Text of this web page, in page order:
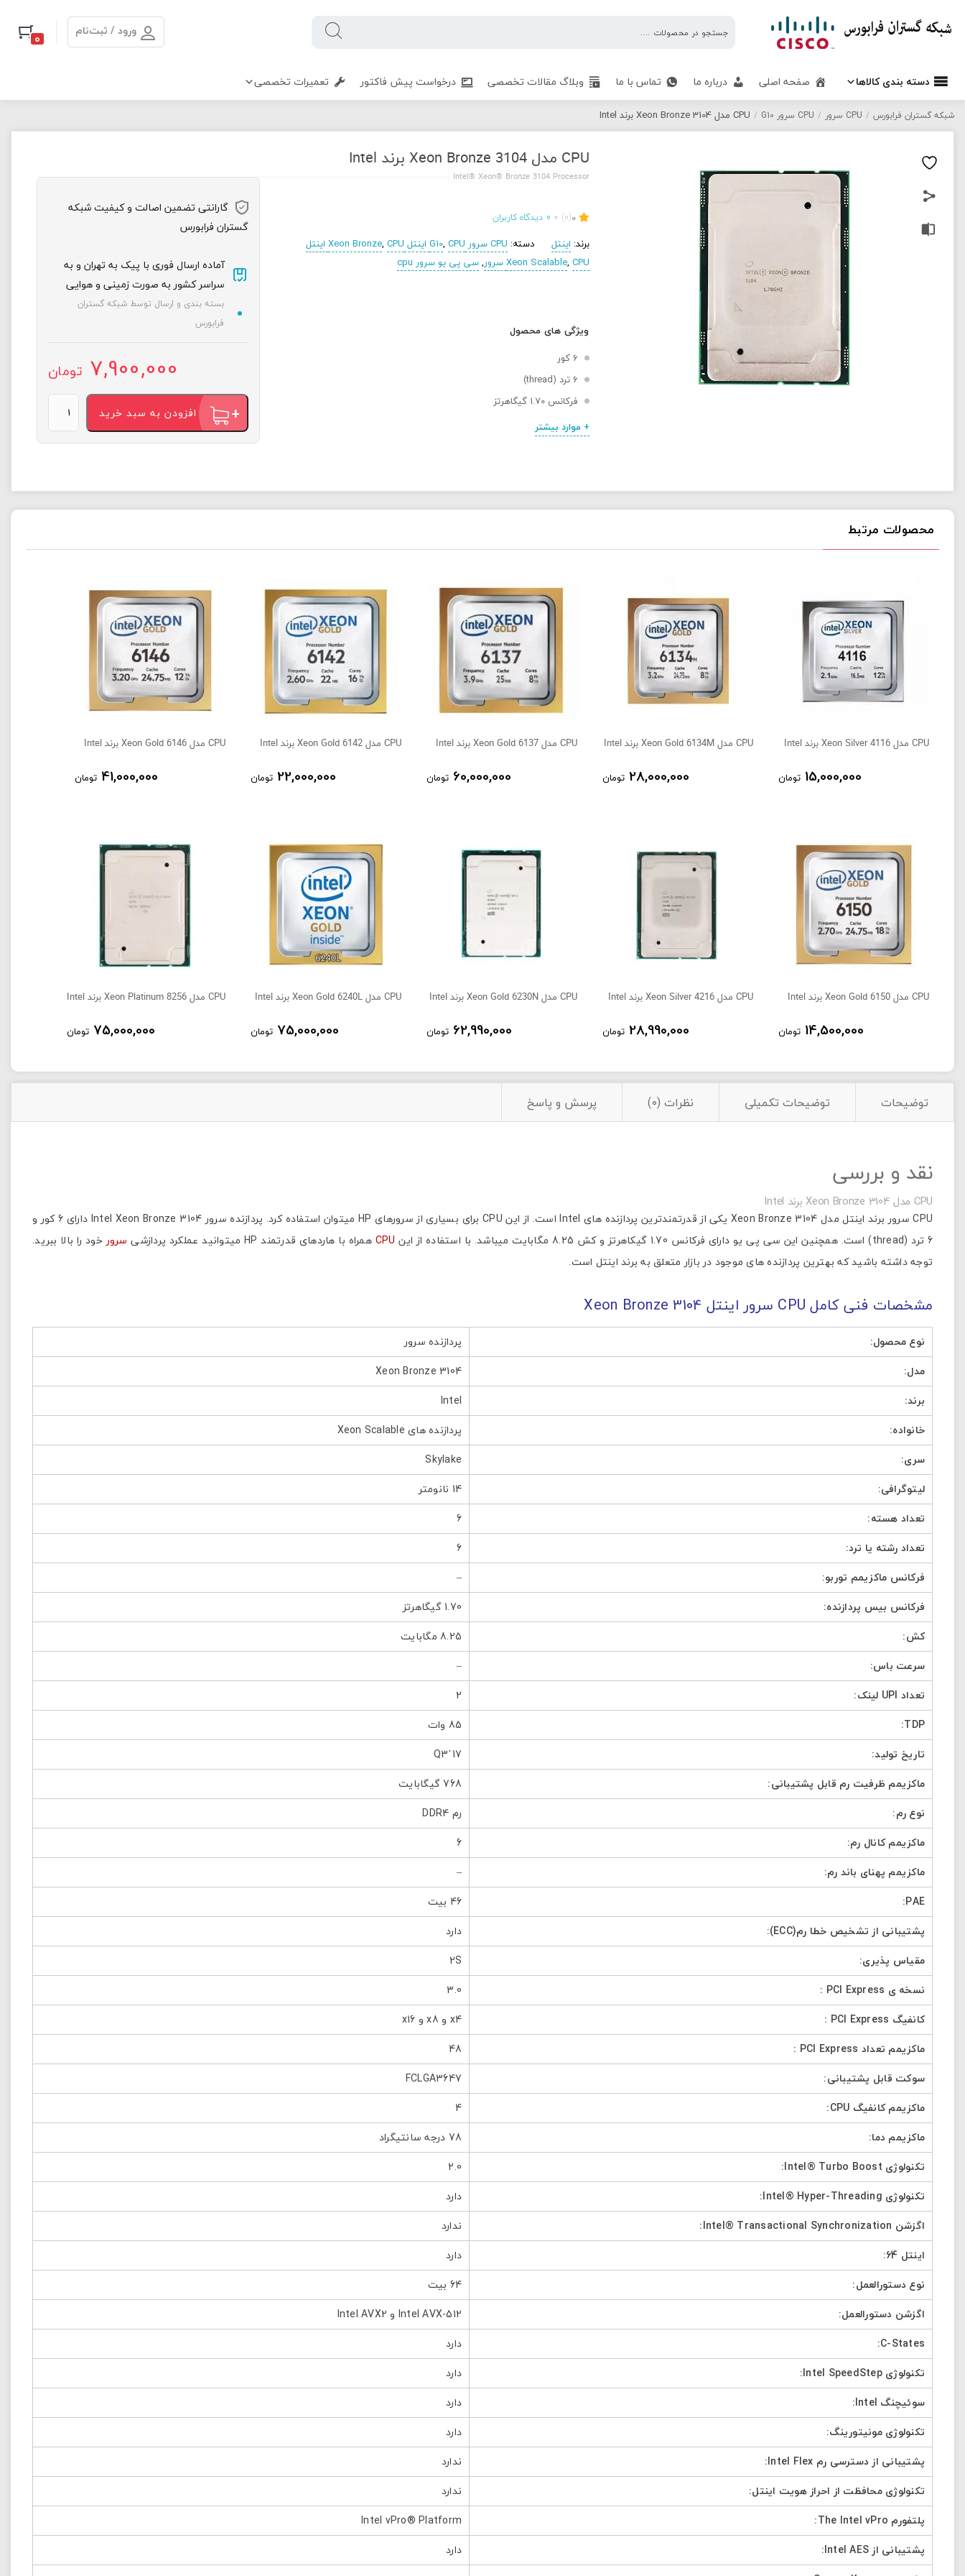
فرابورس
ورود / ثبت‌نام 0
دسته بندی کالاها صفحه اصلی درباره ما تماس با ما وبلاگ مقالات تخصصی درخواست پیش فاکتور تعمیرات تخصصی
شبکه گستران فرابورس / CPU سرور / CPU سرور G10 / CPU مدل Xeon Bronze 3104 برند Intel
CPU مدل Xeon Bronze 3104 برند Intel
Intel® Xeon® Bronze 3104 Processor
0
(0)
0 دیدگاه کاربران
برند: اینتل دسته: CPU سرور G10 , CPU اینتل Xeon Bronze ,
CPU اینتل
Xeon Scalable, CPU سرور ,سی پی یو سرور cpu
ویژگی های محصول
6 کور
6 ترد (thread)
فرکانس 1.70 گیگاهرتز
+ موارد بیشتر
گارانتی تضمین اصالت و کیفیت شبکه
گستران فرابورس
آماده ارسال فوری با پیک به تهران و به
سراسر کشور به صورت زمینی و هوایی
بسته بندی و ارسال توسط شبکه گستران
فرابورس
7,900,000 تومان
مدل
Xeon
Bronze
Intel
عدد
افزودن به سبد خرید
محصولات مرتبط
CPU مدل Xeon Silver 4116 برند Intel
15,000,000 تومان
CPU مدل Xeon Gold 6134M برند Intel
28,000,000 تومان
CPU مدل Xeon Gold 6137 برند Intel
60,000,000 تومان
CPU مدل Xeon Gold 6142 برند Intel
22,000,000 تومان
CPU مدل Xeon Gold 6146 برند Intel
41,000,000 تومان
CPU مدل Xeon Gold 6150 برند Intel
14,500,000 تومان
CPU مدل Xeon Silver 4216 برند Intel
28,990,000 تومان
CPU مدل Xeon Gold 6230N برند Intel
62,990,000 تومان
CPU مدل Xeon Gold 6240L برند Intel
75,000,000 تومان
CPU مدل Xeon Platinum 8256 برند Intel
75,000,000 تومان
توضیحات توضیحات تکمیلی نظرات (0) پرسش و پاسخ
نقد و بررسی
CPU مدل Xeon Bronze 3104 برند Intel
CPU سرور برند اینتل مدل Xeon Bronze 3104 یکی از قدرتمندترین پردازنده های Intel است. از این CPU برای بسیاری از سرورهای HP میتوان استفاده کرد. پردازنده سرور Intel Xeon Bronze 3104 دارای 6 کور و
6 ترد (thread) است. همچنین این سی پی یو دارای فرکانس 1.70 گیکاهرتز و کش 8.25 مگابایت میباشد. با استفاده از این
CPU همراه با هاردهای قدرتمند HP میتوانید عملکرد پردازشی سرورخود را بالا ببرید.
توجه داشته باشید که بهترین پردازنده های موجود در بازار متعلق به برند اینتل است.
مشخصات فنی کامل CPU سرور اینتل Xeon Bronze 3104
نوع محصول:
پردازنده سرور
مدل:
Xeon Bronze 3104
برند:
Intel
خانواده:
پردازنده های Xeon Scalable
سری:
Skylake
لیتوگرافی:
14 نانومتر
تعداد هسته:
6
تعداد رشته یا ترد:
6
فرکانس ماکزیمم توربو:
–
فرکانس بیس پردازنده:
1.70 گیگاهرتز
کش:
8.25 مگابایت
سرعت باس:
–
تعداد UPI لینک:
2
TDP:
85 وات
تاریخ تولید:
Q3’17
ماکزیمم ظرفیت رم قابل پشتیبانی:
768 گیگابایت
نوع رم:
رم DDR4
ماکزیمم کانال رم:
6
ماکزیمم پهنای باند رم:
–
PAE:
46 بیت
پشتیبانی از تشخیص خطا رم(ECC):
دارد
مقیاس پذیری:
2S
نسخه ی PCI Express :
3.0
کانفیگ PCI Express :
x4 و x8 و x16
ماکزیمم تعداد PCI Express :
48
سوکت قابل پشتیبانی:
FCLGA3647
ماکزیمم کانفیگ CPU:
4
ماکزیمم دما:
78 درجه سانتیگراد
تکنولوژی Intel® Turbo Boost:
2.0
تکنولوژی Intel® Hyper-Threading:
دارد
اگزشن Intel® Transactional Synchronization:
ندارد
اینتل 64:
دارد
نوع دستورالعمل:
64 بیت
اگزشن دستورالعمل:
Intel AVX-512 و Intel AVX2
C-States:
دارد
تکنولوژی Intel SpeedStep:
دارد
سوئیچنگ Intel:
دارد
تکنولوژی مونیتورینگ:
دارد
پشتیبانی از دسترسی رم Intel Flex:
ندارد
تکنولوژی محافظت از احراز هویت اینتل:
ندارد
پلتفورم The Intel vPro:
Intel vPro® Platform
پشتیبانی از Intel AES:
دارد
ارسال به ایمیل